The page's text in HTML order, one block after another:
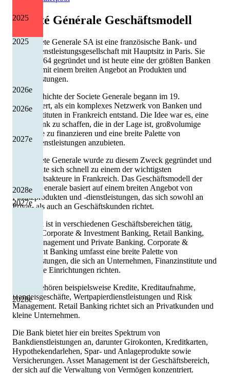
2025
2026e
2027e
2028e
2025
2026e
2027e
2028e
Société Générale Geschäftsmodell
Die Societe Generale SA ist eine französische Bank- und
Finanzdienstleistungsgesellschaft mit Hauptsitz in Paris. Sie
wurde 1864 gegründet und ist heute eine der größten Banken
Europas mit einem breiten Angebot an Produkten und
Dienstleistungen.
Die Geschichte der Societe Generale begann im 19.
Jahrhundert, als ein komplexes Netzwerk von Banken und
Kreditinstituten in Frankreich entstand. Die Idee war es, eine
große Bank zu schaffen, die in der Lage ist, großvolumige
Geschäfte zu finanzieren und eine breite Palette von
Finanzdienstleistungen anzubieten.
Die Societe Generale wurde zu diesem Zweck gegründet und
entwickelte sich schnell zu einem der wichtigsten
Wirtschaftsakteure in Frankreich. Das Geschäftsmodell der
Societe Generale basiert auf einem breiten Angebot von
Finanzprodukten und -dienstleistungen, das sich sowohl an
Privat- als auch an Geschäftskunden richtet.
Die Bank ist in verschiedenen Geschäftsbereichen tätig,
darunter Corporate & Investment Banking, Retail Banking,
Asset Management und Private Banking. Corporate &
Investment Banking umfasst eine breite Palette von
Dienstleistungen, die sich an Unternehmen, Finanzinstitute und
öffentliche Einrichtungen richten.
Hierzu gehören beispielsweise Kredite, Kreditaufnahme,
Handelsgeschäfte, Wertpapierdienstleistungen und Risk
Management. Retail Banking richtet sich an Privatkunden und
kleine Unternehmen.
Die Bank bietet hier ein breites Spektrum von
Bankdienstleistungen an, darunter Girokonten, Kreditkarten,
Hypothekendarlehen, Spar- und Anlageprodukte sowie
Versicherungen. Asset Management ist der Geschäftsbereich,
der sich auf die Verwaltung von Vermögen konzentriert.